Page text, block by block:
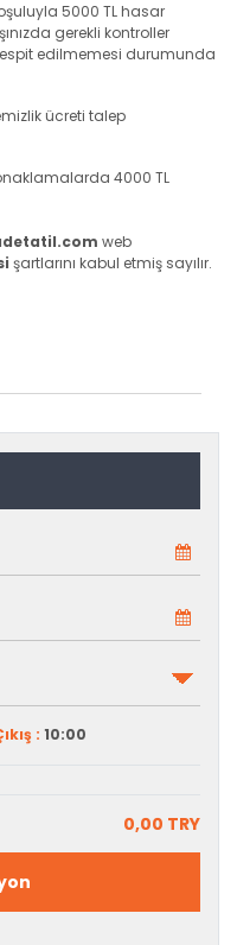
5000 TL hasar
gerekli kontroller
edilmemesi durumunda
ücreti talep
4000 TL
web
şartlarını kabul etmiş sayılır.
: 10:00
0,00 TRY